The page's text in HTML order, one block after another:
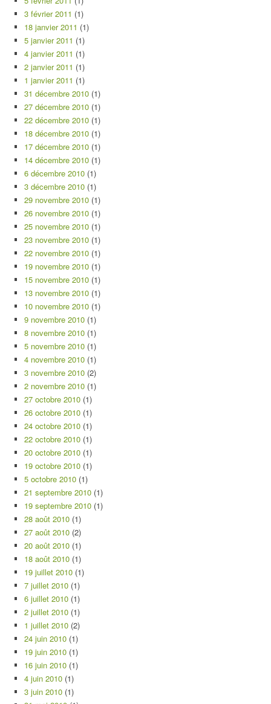
3 février 2011 (1)
18 janvier 2011 (1)
5 janvier 2011 (1)
4 janvier 2011 (1)
2 janvier 2011 (1)
1 janvier 2011 (1)
31 décembre 2010 (1)
27 décembre 2010 (1)
22 décembre 2010 (1)
18 décembre 2010 (1)
17 décembre 2010 (1)
14 décembre 2010 (1)
6 décembre 2010 (1)
3 décembre 2010 (1)
29 novembre 2010 (1)
26 novembre 2010 (1)
25 novembre 2010 (1)
23 novembre 2010 (1)
22 novembre 2010 (1)
19 novembre 2010 (1)
15 novembre 2010 (1)
13 novembre 2010 (1)
10 novembre 2010 (1)
9 novembre 2010 (1)
8 novembre 2010 (1)
5 novembre 2010 (1)
4 novembre 2010 (1)
3 novembre 2010 (2)
2 novembre 2010 (1)
27 octobre 2010 (1)
26 octobre 2010 (1)
24 octobre 2010 (1)
22 octobre 2010 (1)
20 octobre 2010 (1)
19 octobre 2010 (1)
5 octobre 2010 (1)
21 septembre 2010 (1)
19 septembre 2010 (1)
28 août 2010 (1)
27 août 2010 (2)
20 août 2010 (1)
18 août 2010 (1)
19 juillet 2010 (1)
7 juillet 2010 (1)
6 juillet 2010 (1)
2 juillet 2010 (1)
1 juillet 2010 (2)
24 juin 2010 (1)
19 juin 2010 (1)
16 juin 2010 (1)
4 juin 2010 (1)
3 juin 2010 (1)